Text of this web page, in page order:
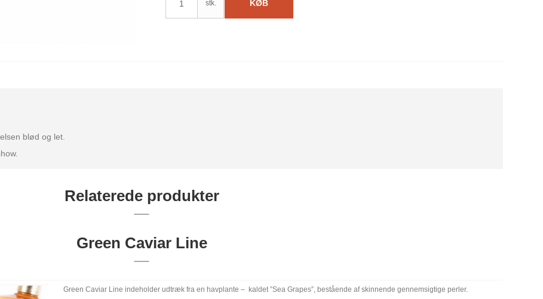
stk. KØB
blød og let.
Relaterede produkter
Green Caviar Line
Green Caviar Line indeholder udtræk fra en havplante – kaldet ”Sea Grapes”, bestående af skinnende gennemsigtige perler.